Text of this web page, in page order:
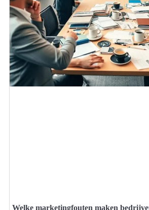
Welke marketingfouten maken